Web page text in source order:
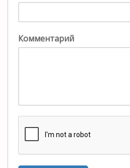
Комментарий